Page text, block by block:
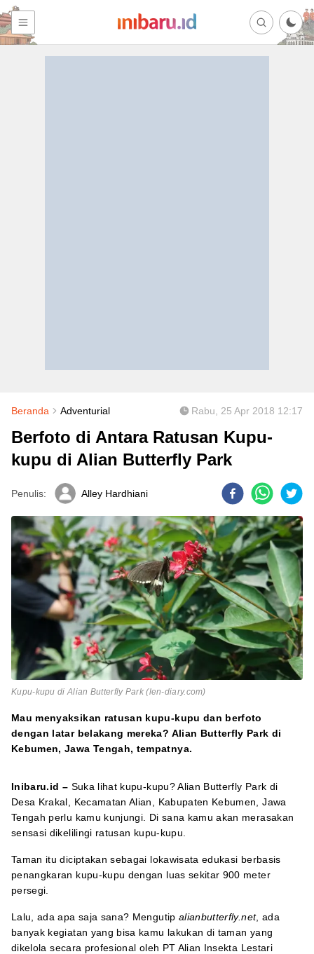
Beranda Adventurial Rabu, 25 Apr 2018 12:17
Berfoto di Antara Ratusan Kupu-
kupu di Alian Butterfly Park
Penulis: Alley Hardhiani
Kupu-kupu di Alian Butterfly Park (len-diary.com)
Mau menyaksikan ratusan kupu-kupu dan berfoto
dengan latar belakang mereka? Alian Butterfly Park di
Kebumen, Jawa Tengah, tempatnya.
Inibaru.id – Suka lihat kupu-kupu? Alian Butterfly Park di
Desa Krakal, Kecamatan Alian, Kabupaten Kebumen, Jawa
Tengah perlu kamu kunjungi. Di sana kamu akan merasakan
sensasi dikelilingi ratusan kupu-kupu.
Taman itu diciptakan sebagai lokawisata edukasi berbasis
penangkaran kupu-kupu dengan luas sekitar 900 meter
persegi.
Lalu, ada apa saja sana? Mengutip alianbutterfly.net, ada
banyak kegiatan yang bisa kamu lakukan di taman yang
dikelola secara profesional oleh PT Alian Insekta Lestari